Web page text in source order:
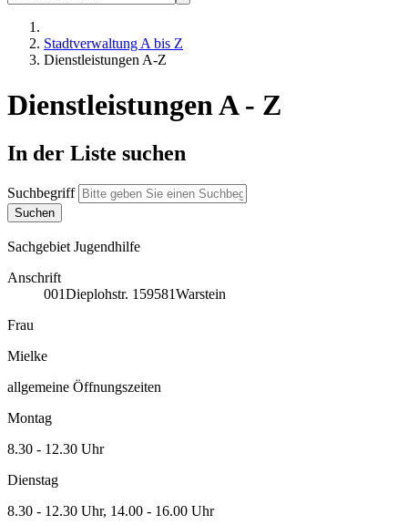
Stadtverwaltung A bis Z
Dienstleistungen A-Z
Dienstleistungen A - Z
In der Liste suchen
Suchbegriff
Sachgebiet Jugendhilfe
Anschrift
001Dieplohstr. 1 59581Warstein
Frau
Mielke
allgemeine Öffnungszeiten
Montag
8.30 - 12.30 Uhr
Dienstag
8.30 - 12.30 Uhr, 14.00 - 16.00 Uhr